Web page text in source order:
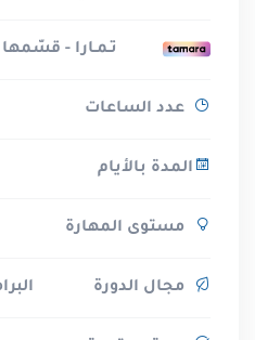
تـمـارا - قسّمها على 4 دفعات
عدد الساعات
المدة بالأيام
مستوى المهارة
مجال الدورة